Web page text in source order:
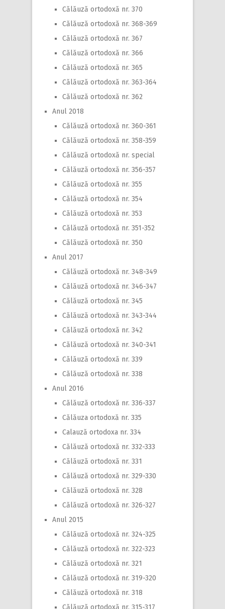
Călăuză ortodoxă nr. 370
Călăuză ortodoxă nr. 368-369
Călăuză ortodoxă nr. 367
Călăuză ortodoxă nr. 366
Călăuză ortodoxă nr. 365
Călăuză ortodoxă nr. 363-364
Călăuză ortodoxă nr. 362
Anul 2018
Călăuză ortodoxă nr. 360-361
Călăuză ortodoxă nr. 358-359
Călăuză ortodoxă nr. special
Călăuză ortodoxă nr. 356-357
Călăuză ortodoxă nr. 355
Călăuză ortodoxă nr. 354
Călăuză ortodoxă nr. 353
Călăuză ortodoxă nr. 351-352
Călăuză ortodoxă nr. 350
Anul 2017
Călăuză ortodoxă nr. 348-349
Călăuză ortodoxă nr. 346-347
Călăuză ortodoxă nr. 345
Călăuză ortodoxă nr. 343-344
Călăuză ortodoxă nr. 342
Călăuză ortodoxă nr. 340-341
Călăuză ortodoxă nr. 339
Călăuză ortodoxă nr. 338
Anul 2016
Călăuză ortodoxă nr. 336-337
Călăuza ortodoxă nr. 335
Calauză ortodoxa nr. 334
Călăuză ortodoxă nr. 332-333
Călăuză ortodoxă nr. 331
Călăuză ortodoxă nr. 329-330
Călăuză ortodoxă nr. 328
Călăuză ortodoxă nr. 326-327
Anul 2015
Călăuză ortodoxă nr. 324-325
Călăuză ortodoxă nr. 322-323
Călăuză ortodoxă nr. 321
Călăuză ortodoxă nr. 319-320
Călăuză ortodoxă nr. 318
Călăuză ortodoxă nr. 315-317